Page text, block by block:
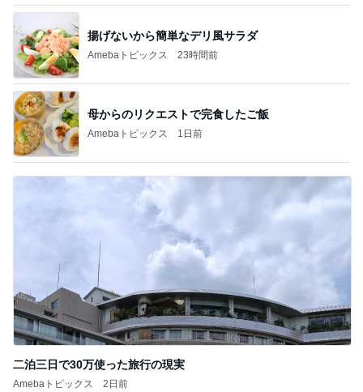
母からのリクエストで完食したご飯
Amebaトピックス 1日前
二泊三日で30万使った旅行の現実
Amebaトピックス 2日前
記事を読む